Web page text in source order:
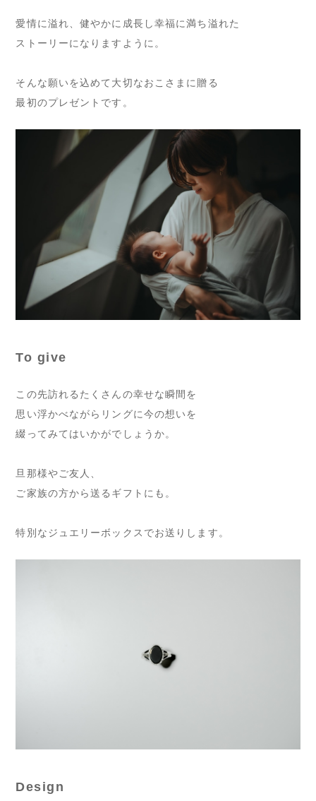
愛情に溢れ、健やかに成長し幸福に満ち溢れた
ストーリーになりますように。
そんな願いを込めて大切なおこさまに贈る
最初のプレゼントです。
To give
この先訪れるたくさんの幸せな瞬間を
思い浮かべながらリングに今の想いを
綴ってみてはいかがでしょうか。
旦那様やご友人、
ご家族の方から送るギフトにも。
特別なジュエリーボックスでお送りします。
Design